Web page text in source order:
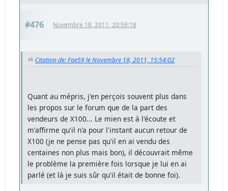
#476 Novembre 18, 2011, 20:59:18
Citation de: Fae59 le Novembre 18, 2011, 15:54:02
Quant au mépris, j'en perçois souvent plus dans
les propos sur le forum que de la part des
vendeurs de X100... Le mien est à l'écoute et
m'affirme qu'il n'a pour l'instant aucun retour de
X100 (je ne pense pas qu'il en ai vendu des
centaines non plus mais bon), il découvrait même
le problème la première fois lorsque je lui en ai
parlé (et là je suis sûr qu'il était de bonne foi).